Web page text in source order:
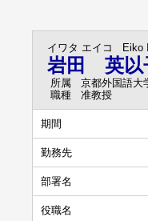
イワタ エイコ Eiko
岩田 英以
所属
京都外国語大
職種
准教授
期間
勤務先
部署名
役職名